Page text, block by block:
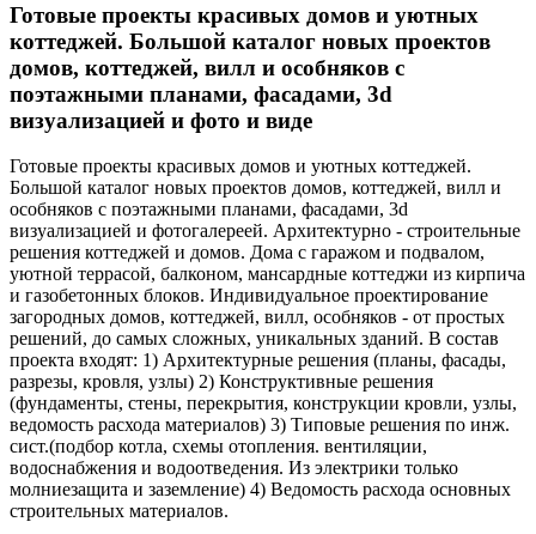
Готовые проекты красивых домов и уютных
коттеджей. Большой каталог новых проектов
домов, коттеджей, вилл и особняков с
поэтажными планами, фасадами, 3d
визуализацией и фото и виде
Готовые проекты красивых домов и уютных коттеджей.
Большой каталог новых проектов домов, коттеджей, вилл и
особняков с поэтажными планами, фасадами, 3d
визуализацией и фотогалереей. Архитектурно - строительные
решения коттеджей и домов. Дома с гаражом и подвалом,
уютной террасой, балконом, мансардные коттеджи из кирпича
и газобетонных блоков. Индивидуальное проектирование
загородных домов, коттеджей, вилл, особняков - от простых
решений, до самых сложных, уникальных зданий. В состав
проекта входят: 1) Архитектурные решения (планы, фасады,
разрезы, кровля, узлы) 2) Конструктивные решения
(фундаменты, стены, перекрытия, конструкции кровли, узлы,
ведомость расхода материалов) 3) Типовые решения по инж.
сист.(подбор котла, схемы отопления. вентиляции,
водоснабжения и водоотведения. Из электрики только
молниезащита и заземление) 4) Ведомость расхода основных
строительных материалов.